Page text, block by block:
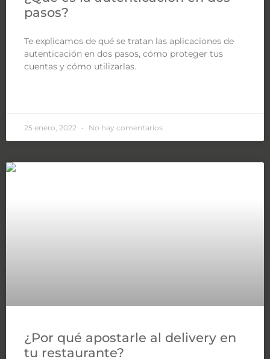
pasos?
Te explicamos de qué se tratan las aplicaciones de
autenticación en dos pasos, cómo proteger tus
cuentas y cómo utilizarlas.
25 enero, 2022 No hay comentarios
¿Por qué apostarle al delivery en
tu restaurante?